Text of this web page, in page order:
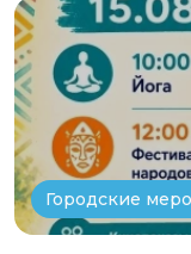
Городские